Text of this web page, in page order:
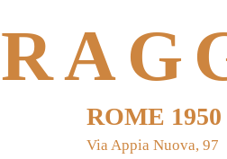
ROME 1950
Via Appia Nuova, 97